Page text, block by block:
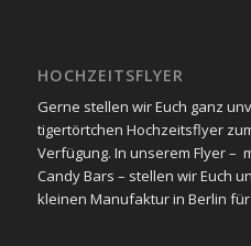
HOCHZEITSFLYER
Gerne stellen wir Euch ganz
tigertörtchen Hochzeitsflyer
Verfügung. In unserem Flyer –
Candy Bars – stellen wir Euch
kleinen Manufaktur in Berlin